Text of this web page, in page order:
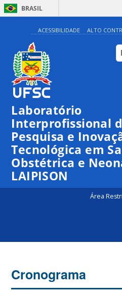
BRASIL
ACESSIBILIDADE ALTO
Laboratório
Interprofissional
Pesquisa e
Tecnológica em
Obstétrica e
LAIPISON
Área
Cronograma